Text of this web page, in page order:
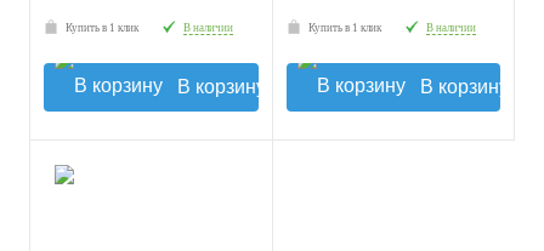
Купить в 1 клик В наличии
В корзину
Купить в 1 клик В наличии
В корзину